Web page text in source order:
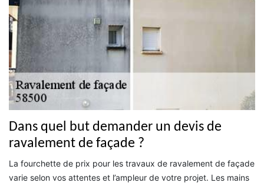
Dans quel but demander un devis de
ravalement de façade ?
La fourchette de prix pour les travaux de ravalement de façade
varie selon vos attentes et l’ampleur de votre projet. Les mains